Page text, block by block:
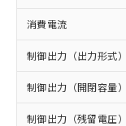
消費電流
制御出力（出力形式）
制御出力（開閉容量）
制御出力（残留電圧）